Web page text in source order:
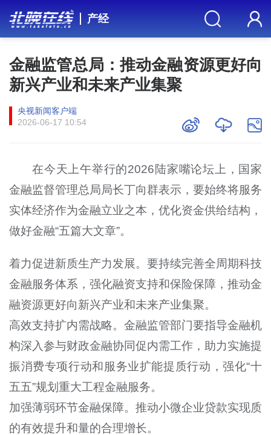
产经
金融监管总局：推动金融资源更好向
新兴产业和未来产业集聚
央视新闻客户端
2026-06-17 10:54
在今天上午举行的2026陆家嘴论坛上，国家
金融监督管理总局局长丁向群表示，要始终将服务
实体经济作为金融立业之本，优化资金供给结构，
做好金融“五篇大文章”。
着力促进新质生产力发展。要持续完善全周期科技
金融服务体系，强化融资支持和保险保障，推动金
融资源更好向新兴产业和未来产业集聚。
高效支持扩内需战略。金融监管部门要指导金融机
构深入参与财政金融协同促内需工作，助力实施提
振消费专项行动和服务业扩能提质行动，强化“十
五五”规划重大工程金融服务。
加强薄弱环节金融保障。推动小微企业贷款实现质
的有效提升和量的合理增长。‌